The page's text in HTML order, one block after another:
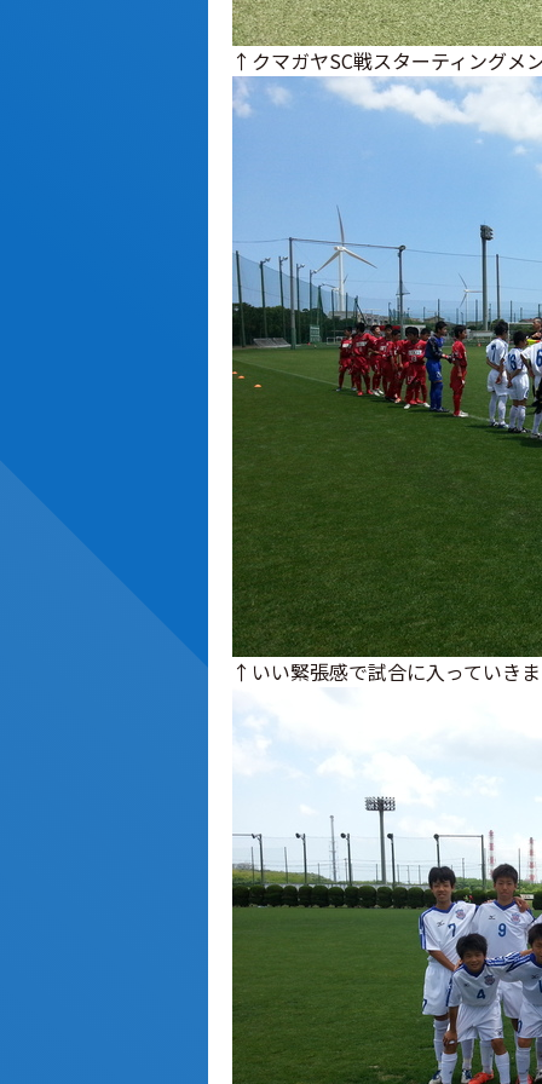
↑クマガヤSC戦スターティングメ
↑いい緊張感で試合に入っていき